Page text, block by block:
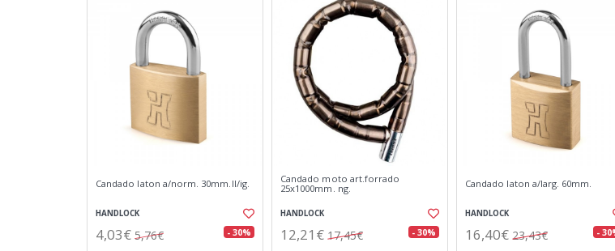
Candado laton a/norm. 30mm.ll/ig.
HANDLOCK
4,03€ 5,76€ - 30%
Candado moto art.forrado
25x1000mm. ng.
HANDLOCK
12,21€ 17,45€ - 30%
Candado laton a/larg. 60mm.
HANDLOCK
16,40€ 23,43€ -